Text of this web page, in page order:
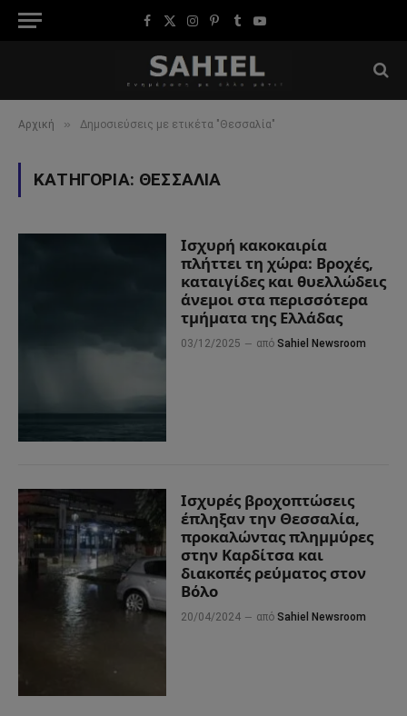
Facebook
X
Instagram
Pinterest
TumblrYouTube
Αρχική » Δημοσιεύσεις με ετικέτα "Θεσσαλία"
ΚΑΤΗΓΟΡΊΑ: ΘΕΣΣΑΛΊΑ
Ισχυρή κακοκαιρία
πλήττει τη χώρα: Βροχές,
καταιγίδες και θυελλώδεις
άνεμοι στα περισσότερα
τμήματα της Ελλάδας
03/12/2025 από Sahiel Newsroom
Ισχυρές βροχοπτώσεις
έπληξαν την Θεσσαλία,
προκαλώντας πλημμύρες
στην Καρδίτσα και
διακοπές ρεύματος στον
Βόλο
20/04/2024 από Sahiel Newsroom